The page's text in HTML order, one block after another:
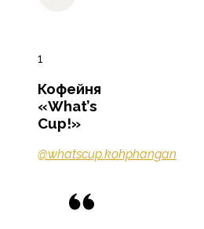
1
Кофейня
«What’s
Cup!»
@whatscup.kohphangan